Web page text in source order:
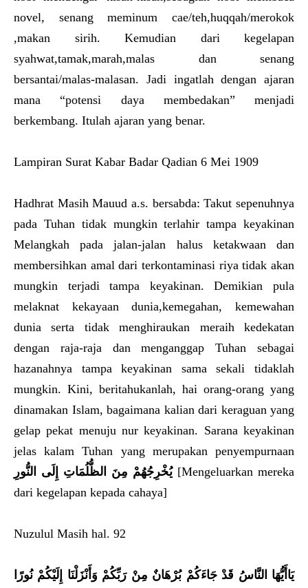
novel, senang meminum cae/teh,huqqah/merokok
,makan sirih. Kemudian dari kegelapan
syahwat,tamak,marah,malas dan senang
bersantai/malas-malasan. Jadi ingatlah dengan ajaran
mana “potensi daya membedakan” menjadi
berkembang. Itulah ajaran yang benar.
Lampiran Surat Kabar Badar Qadian 6 Mei 1909
Hadhrat Masih Mauud a.s. bersabda: Takut sepenuhnya
pada Tuhan tidak mungkin terlahir tampa keyakinan
Melangkah pada jalan-jalan halus ketakwaan dan
membersihkan amal dari terkontaminasi riya tidak akan
mungkin terjadi tampa keyakinan. Demikian pula
melaknat kekayaan dunia,kemegahan, kemewahan
dunia serta tidak menghiraukan meraih kedekatan
dengan raja-raja dan menganggap Tuhan sebagai
hazanahnya tampa keyakinan sama sekali tidaklah
mungkin. Kini, beritahukanlah, hai orang-orang yang
dinamakan Islam, bagaimana kalian dari keraguan yang
gelap pekat menuju nur keyakinan. Sarana keyakinan
jelas kalam Tuhan yang merupakan penyempurnaan
يُخْرِجُهُمْ مِنَ الظُّلُمَاتِ إِلَى النُّورِ[Mengeluarkan mereka
dari kegelapan kepada cahaya]
Nuzulul Masih hal. 92
يَاأَيُّهَا النَّاسُ قَدْ جَاءَكُمْ بُرْهَانٌ مِنْ رَبِّكُمْ وَأَنْزَلْنَا إِلَيْكُمْ نُورًا